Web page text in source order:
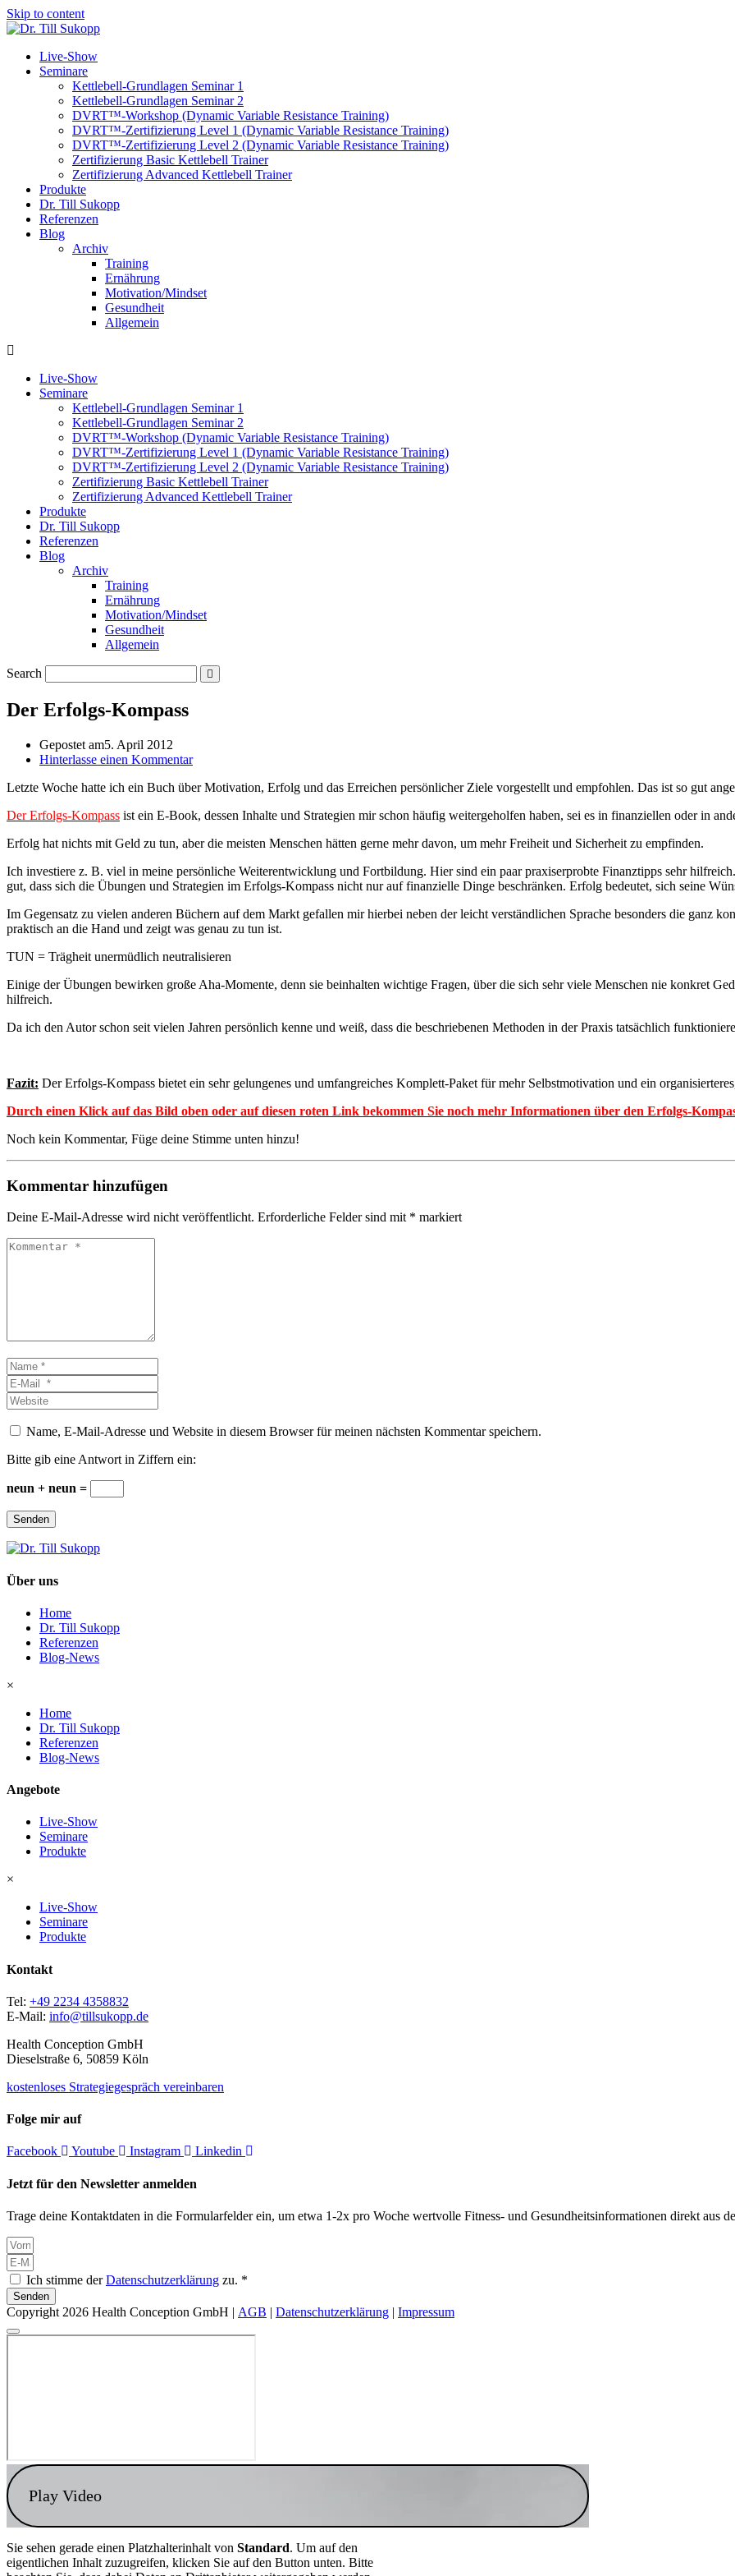
Skip to content
Live-Show
Seminare
Kettlebell-Grundlagen Seminar 1
Kettlebell-Grundlagen Seminar 2
DVRT™-Workshop (Dynamic Variable Resistance Training)
DVRT™-Zertifizierung Level 1 (Dynamic Variable Resistance Training)
DVRT™-Zertifizierung Level 2 (Dynamic Variable Resistance Training)
Zertifizierung Basic Kettlebell Trainer
Zertifizierung Advanced Kettlebell Trainer
Produkte
Dr. Till Sukopp
Referenzen
Blog
Archiv
Training
Ernährung
Motivation/Mindset
Gesundheit
Allgemein
Live-Show
Seminare
Kettlebell-Grundlagen Seminar 1
Kettlebell-Grundlagen Seminar 2
DVRT™-Workshop (Dynamic Variable Resistance Training)
DVRT™-Zertifizierung Level 1 (Dynamic Variable Resistance Training)
DVRT™-Zertifizierung Level 2 (Dynamic Variable Resistance Training)
Zertifizierung Basic Kettlebell Trainer
Zertifizierung Advanced Kettlebell Trainer
Produkte
Dr. Till Sukopp
Referenzen
Blog
Archiv
Training
Ernährung
Motivation/Mindset
Gesundheit
Allgemein
Search
Der Erfolgs-Kompass
Gepostet am5. April 2012
Hinterlasse einen Kommentar
Letzte Woche hatte ich ein Buch über Motivation, Erfolg und das Erreichen persönlicher Ziele vorgestellt und empfohlen. Das ist so gut
Der Erfolgs-Kompass ist ein E-Book, dessen Inhalte und Strategien mir schon häufig weitergeholfen haben, sei es in finanziellen oder in
Erfolg hat nichts mit Geld zu tun, aber die meisten Menschen hätten gerne mehr davon, um mehr Freiheit und Sicherheit zu empfinden.
Ich investiere z. B. viel in meine persönliche Weiterentwicklung und Fortbildung. Hier sind ein paar praxiserprobte Finanztipps sehr
gut, dass sich die Übungen und Strategien im Erfolgs-Kompass nicht nur auf finanzielle Dinge beschränken. Erfolg bedeutet, sich seine
Im Gegensatz zu vielen anderen Büchern auf dem Markt gefallen mir hierbei neben der leicht verständlichen Sprache besonders die ganz
praktisch an die Hand und zeigt was genau zu tun ist.
TUN = Trägheit unermüdlich neutralisieren
Einige der Übungen bewirken große Aha-Momente, denn sie beinhalten wichtige Fragen, über die sich sehr viele Menschen nie konkret
hilfreich.
Da ich den Autor schon seit vielen Jahren persönlich kenne und weiß, dass die beschriebenen Methoden in der Praxis tatsächlich
Fazit: Der Erfolgs-Kompass bietet ein sehr gelungenes und umfangreiches Komplett-Paket für mehr Selbstmotivation und ein
Durch einen Klick auf das Bild oben oder auf diesen roten Link bekommen Sie noch mehr Informationen über den Erfolgs-
Noch kein Kommentar, Füge deine Stimme unten hinzu!
Kommentar hinzufügen
Deine E-Mail-Adresse wird nicht veröffentlicht. Erforderliche Felder sind mit * markiert
Kommentar
Name
*E-
Mail
*
Website
Name, E-Mail-Adresse und Website in diesem Browser für meinen nächsten Kommentar speichern.
Bitte gib eine Antwort in Ziffern ein:
neun + neun =
Senden
Über uns
Home
Dr. Till Sukopp
Referenzen
Blog-News
×
Home
Dr. Till Sukopp
Referenzen
Blog-News
Angebote
Live-Show
Seminare
Produkte
×
Live-Show
Seminare
Produkte
Kontakt
Tel: +49 2234 4358832
E-Mail: info@tillsukopp.de
Health Conception GmbH
Dieselstraße 6, 50859 Köln
kostenloses Strategiegespräch vereinbaren
Folge mir auf
Facebook Youtube Instagram Linkedin
Jetzt für den Newsletter anmelden
Trage deine Kontaktdaten in die Formularfelder ein, um etwa 1-2x pro Woche wertvolle Fitness- und Gesundheitsinformationen direkt aus
Ich stimme derDatenschutzerklärung zu. *
Senden
Copyright 2026 Health Conception GmbH | AGB | Datenschutzerklärung | Impressum
Play Video
Sie sehen gerade einen Platzhalterinhalt von Standard. Um auf den
eigentlichen Inhalt zuzugreifen, klicken Sie auf den Button unten. Bitte